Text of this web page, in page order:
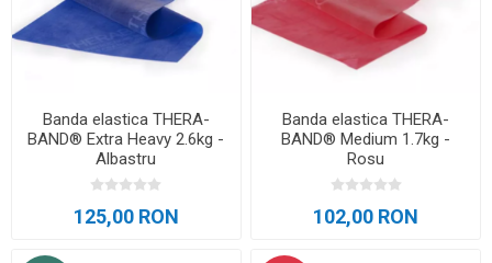
Banda elastica THERA-
BAND® Extra Heavy 2.6kg -
Albastru
125,00 RON
Banda elastica THERA-
BAND® Medium 1.7kg -
Rosu
102,00 RON